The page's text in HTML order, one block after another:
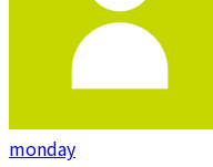
monday